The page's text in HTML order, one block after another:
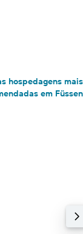
hospedagens mais
em Füssen